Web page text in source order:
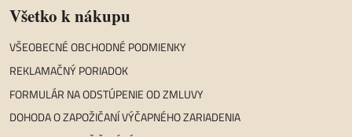
Všetko k nákupu
VŠEOBECNÉ OBCHODNÉ PODMIENKY
REKLAMAČNÝ PORIADOK
FORMULÁR NA ODSTÚPENIE OD ZMLUVY
DOHODA O ZAPOŽIČANÍ VÝČAPNÉHO ZARIADENIA